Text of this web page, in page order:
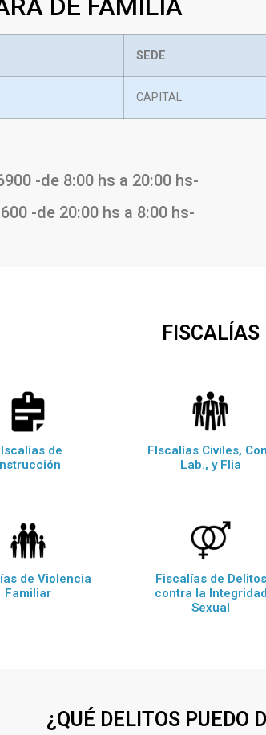
DE FAMILIA
SEDE
CAPITAL
-de 8:00 hs a 20:00 hs-
-de 20:00 hs a 8:00 hs-
FISCALÍAS
de
FIscalías Civiles,
Lab., y Flia
de Violencia
Familiar
Fiscalías de Delitos
contra la Integridad
Sexual
¿QUÉ DELITOS PUEDO